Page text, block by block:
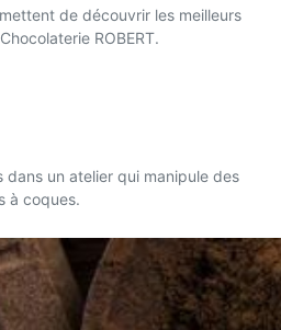
de découvrir les meilleurs
ROBERT.
dans un atelier qui manipule des
à coques.